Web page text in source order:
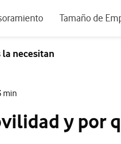
Tamaño de
necesitan
min
y por